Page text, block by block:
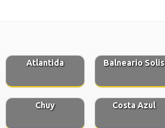
Atlantida Balneario Solis
Chuy Costa Azul